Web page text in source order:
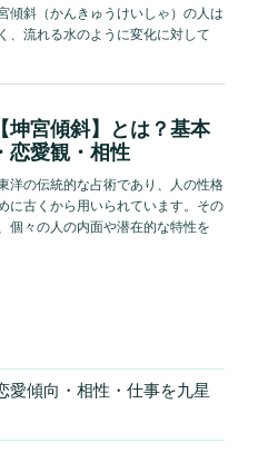
愛傾向・相性・仕事を九星